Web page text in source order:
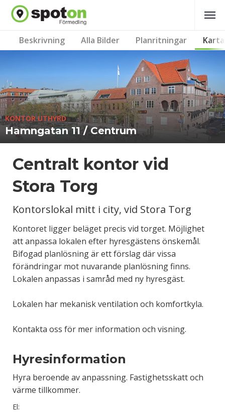
Beskrivning Alla Bilder Planritningar Karta
KONTOR UTHYRD
Hamngatan 11 / Centrum
Centralt kontor vid
Stora Torg
Kontorslokal mitt i city, vid Stora Torg
Kontoret ligger beläget precis vid torget. Möjlighet
att anpassa lokalen efter hyresgästens önskemål.
Bifogad planlösning är ett förslag där vissa
förändringar mot nuvarande planlösning finns.
Lokalen anpassas i samråd med ny hyresgäst.
Lokalen har mekanisk ventilation och komfortkyla.
Kontakta oss för mer information och visning.
Hyresinformation
Hyra beroende av anpassning. Fastighetsskatt och
värme tillkommer.
El: